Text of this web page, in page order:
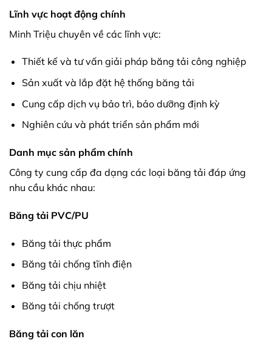
Lĩnh vực hoạt động chính
Minh Triệu chuyên về các lĩnh vực:
Thiết kế và tư vấn giải pháp băng tải công nghiệp
Sản xuất và lắp đặt hệ thống băng tải
Cung cấp dịch vụ bảo trì, bảo dưỡng định kỳ
Nghiên cứu và phát triển sản phẩm mới
Danh mục sản phẩm chính
Công ty cung cấp đa dạng các loại băng tải đáp ứng
nhu cầu khác nhau:
Băng tải PVC/PU
Băng tải thực phẩm
Băng tải chống tĩnh điện
Băng tải chịu nhiệt
Băng tải chống trượt
Băng tải con lăn